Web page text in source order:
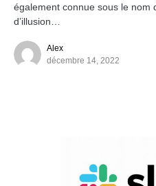
également connue sous le nom
d’illusion…
Alex
décembre 14, 2022